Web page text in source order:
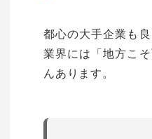
都心の大手企業も
業界には「地方こ
んあります。